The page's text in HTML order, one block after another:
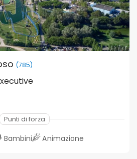
(785)
Punti di forza
Bambini Animazione